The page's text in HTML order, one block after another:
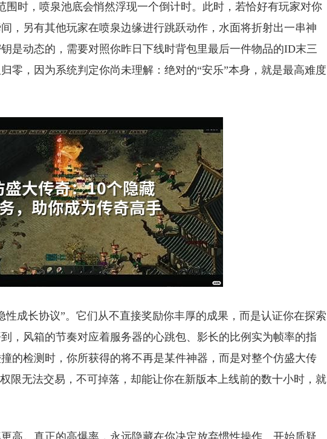
围时，喷泉池底会悄然浮现一个倒计时。此时，若恰好有玩家对你
，另有其他玩家在喷泉边缘进行跳跃动作，水面将折射出一串神
是动态的，需要对照你昨日下线时背包里最后一件物品的ID末三
零，因为系统判定你尚未理解：绝对的“安乐”本身，就是最高难度
成长协议”。它们从不直接奖励你丰厚的成果，而是认证你在探索
，风箱的节奏对应着服务器的心跳包、影长的比例实为帧率的指
的检测时，你所获得的将不再是某件神器，而是对整个仿盛大传
限无法交易，不可掉落，却能让你在新版本上线前的数十小时，就
高。真正的高爆率，永远隐藏在你决定放弃惯性操作、开始质疑